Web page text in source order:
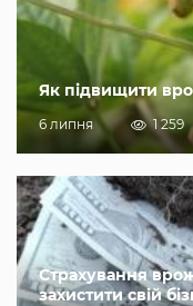
Як підвищити
6 липня 1 259
Страхування
захистити свій